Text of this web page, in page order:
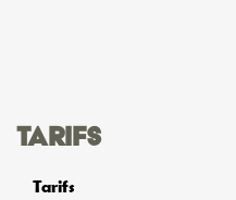
Tarifs
Tarifs